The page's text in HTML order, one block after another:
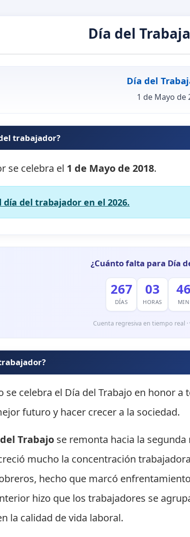
Día del
Día del
1 de Mayo de
trabajador?
se celebra el 1 de Mayo de 2018.
día del trabajador en el 2026.
¿Cuánto falta para Día
267
DÍAS
03
HORAS
46
MIN
Cuenta regresiva en tiempo real
se celebra el Día del Trabajo en honor
futuro y hacer crecer a la sociedad.
Trabajo se remonta hacia la
mucho la concentración
hecho que marcó
hizo que los trabajadores se
la calidad de vida laboral.